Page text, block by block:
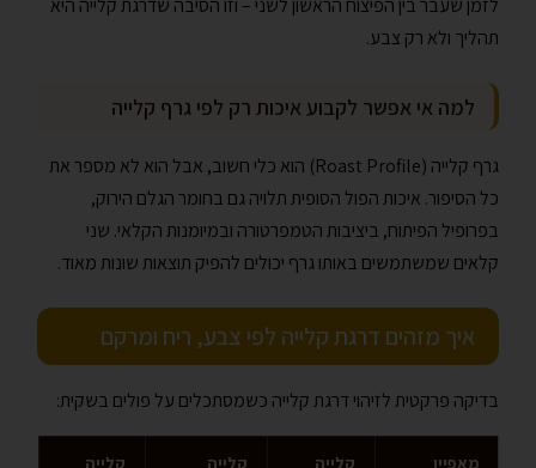
לזמן שעבר בין הפיצוח הראשון לשני – וזו הסיבה שדרגת קלייה היא
תהליך ולא רק צבע.
למה אי אפשר לקבוע איכות רק לפי גרף קלייה
גרף קלייה (Roast Profile) הוא כלי חשוב, אבל הוא לא מספר את
כל הסיפור. איכות הפול הסופית תלויה גם בחומר הגלם הירוק,
בפרופיל הפיתוח, ביציבות הטמפרטורה ובמיומנות הקלאי. שני
קלאים שמשתמשים באותו גרף יכולים להפיק תוצאות שונות מאוד.
איך מזהים דרגת קלייה לפי צבע, ריח ומרקם
בדיקה פרקטית לזיהוי דרגת קלייה כשמסתכלים על פולים בשקית:
מאפיין
קלייה
קלייה
קלייה